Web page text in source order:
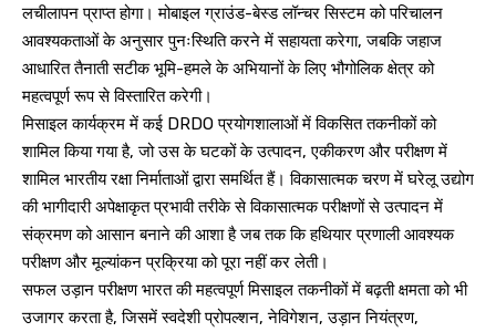
लचीलापन प्राप्त होगा। मोबाइल ग्राउंड-बेस्ड लॉन्चर सिस्टम को परिचालन
आवश्यकताओं के अनुसार पुनःस्थिति करने में सहायता करेगा, जबकि जहाज
आधारित तैनाती सटीक भूमि-हमले के अभियानों के लिए भौगोलिक क्षेत्र को
महत्वपूर्ण रूप से विस्तारित करेगी।
मिसाइल कार्यक्रम में कई DRDO प्रयोगशालाओं में विकसित तकनीकों को
शामिल किया गया है, जो उस के घटकों के उत्पादन, एकीकरण और परीक्षण में
शामिल भारतीय रक्षा निर्माताओं द्वारा समर्थित हैं। विकासात्मक चरण में घरेलू उद्योग
की भागीदारी अपेक्षाकृत प्रभावी तरीके से विकासात्मक परीक्षणों से उत्पादन में
संक्रमण को आसान बनाने की आशा है जब तक कि हथियार प्रणाली आवश्यक
परीक्षण और मूल्यांकन प्रक्रिया को पूरा नहीं कर लेती।
सफल उड़ान परीक्षण भारत की महत्वपूर्ण मिसाइल तकनीकों में बढ़ती क्षमता को भी
उजागर करता है, जिसमें स्वदेशी प्रोपल्शन, नेविगेशन, उड़ान नियंत्रण,